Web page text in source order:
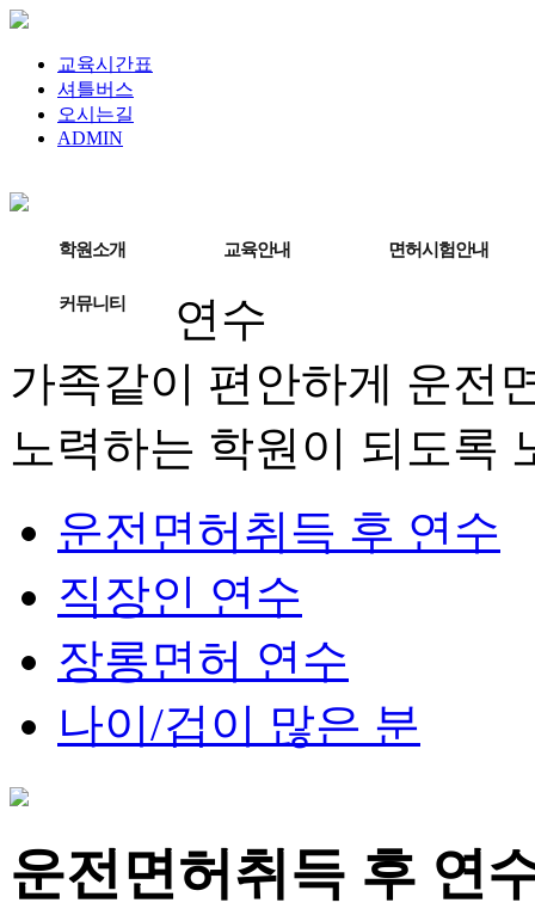
교육시간표
셔틀버스
오시는길
ADMIN
학원소개 교육안내 면허시험안내
커뮤니티
연수
가족같이 편안하게 운전
노력하는 학원이 되도록
운전면허취득 후 연수
직장인 연수
장롱면허 연수
나이/겁이 많은 분
운전면허취득 후 연